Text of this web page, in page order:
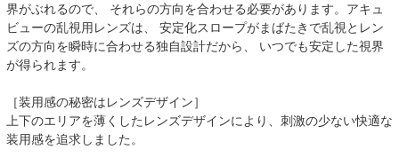
界がぶれるので、 それらの方向を合わせる必要があります。アキュ
ビューの乱視用レンズは、 安定化スロープがまばたきで乱視とレン
ズの方向を瞬時に合わせる独自設計だから、 いつでも安定した視界
が得られます。
［装用感の秘密はレンズデザイン］
上下のエリアを薄くしたレンズデザインにより、刺激の少ない快適な
装用感を追求しました。